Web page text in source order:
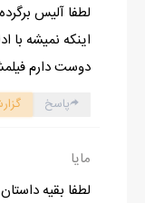
لطفا آلیس
اینکه نمیشه با
دوست دارم
پاسخ
مایا
لطفا بقیه